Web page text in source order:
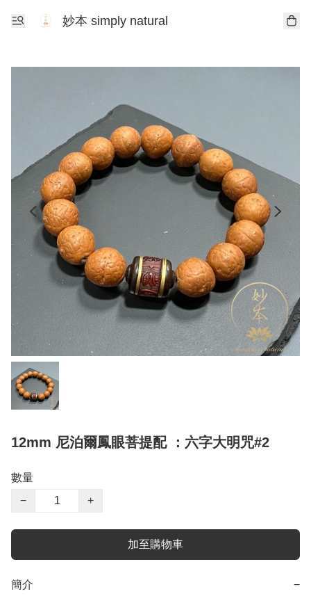
妙本 simply natural
12mm 尼泊爾鳳眼菩提配 ：六字大明咒#2
數量
−
+
加至購物車
簡介 −